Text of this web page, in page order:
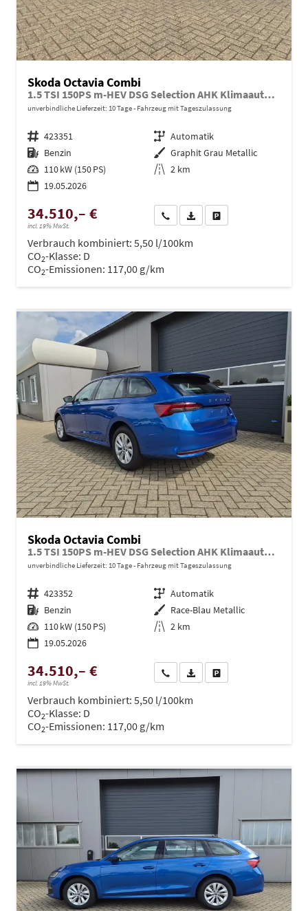
Skoda Octavia Combi
1.5 TSI 150PS m-HEV DSG Selection AHK Klimaautomatik ACC PDC v+h Rückf.Kamera Sitzheizung TWA Apple CarPlay Android Auto 16"LM
unverbindliche Lieferzeit: 10 Tage Fahrzeug mit Tageszulassung
Fahrzeugnr. 423351 Getriebe Automatik
Kraftstoff Benzin Außenfarbe Graphit Grau Metallic
Leistung 110 kW (150 PS) Kilometerstand 2 km
19.05.2026
34.510,– €
incl. 19% MwSt.
Wir rufen Sie anPDF-Datei, Fahrzeugexposé
Verbrauch kombiniert: 5,50 l/100km
CO2-Klasse: D
CO2-Emissionen: 117,00 g/km
Skoda Octavia Combi
1.5 TSI 150PS m-HEV DSG Selection AHK Klimaautomatik ACC PDC v+h Rückf.Kamera Sitzheizung TWA Apple CarPlay Android Auto 16"LM
unverbindliche Lieferzeit: 10 Tage Fahrzeug mit Tageszulassung
Fahrzeugnr. 423352 Getriebe Automatik
Kraftstoff Benzin Außenfarbe Race-Blau Metallic
Leistung 110 kW (150 PS) Kilometerstand 2 km
19.05.2026
34.510,– €
incl. 19% MwSt.
Wir rufen Sie anPDF-Datei, Fahrzeugexposé
Verbrauch kombiniert: 5,50 l/100km
CO2-Klasse: D
CO2-Emissionen: 117,00 g/km